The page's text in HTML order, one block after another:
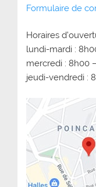
Formulaire de
Horaires
lundi-mardi :
mercredi : 8h00
jeudi-vendredi :